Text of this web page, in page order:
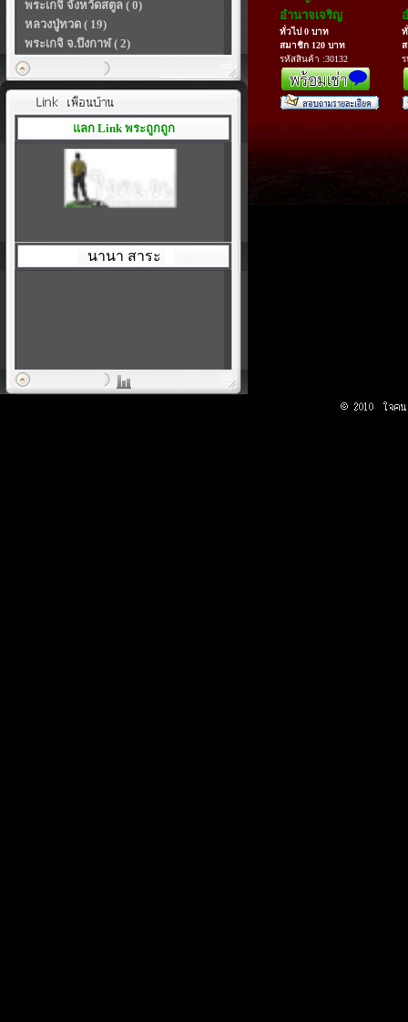
พระเกจิ จังหวัดสตูล ( 0)
หลวงปู่ทวด ( 19)
พระเกจิ จ.บึงกาฬ ( 2)
แลก Link พระถูกถูก
นานา สาระ
อำนาจเจริญ
ทั่วไป 0 บาท
สมาชิก 120 บาท
รหัสสินค้า :30132